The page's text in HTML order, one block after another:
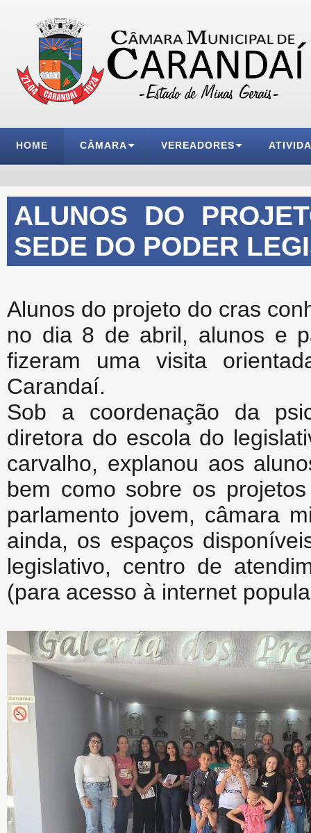
HOME CÂMARA VEREADORES
ALUNOS DO
SEDE DO PODER
Alunos do projeto do cras
no dia 8 de abril, alunos e
fizeram uma visita
Carandaí.
Sob a coordenação da
diretora do escola do
carvalho, explanou aos
bem como sobre os
parlamento jovem, câmara
ainda, os espaços
legislativo, centro de
(para acesso à internet